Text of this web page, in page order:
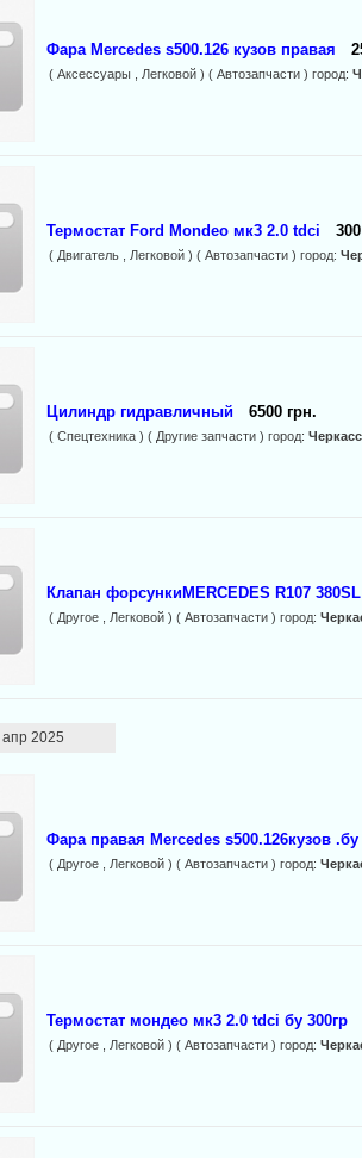
Фара Mercedes s500.126 кузов правая
( Аксессуары , Легковой ) ( Автозапчасти ) город:
Термостат Ford Mondeo мк3 2.0 tdci
( Двигатель , Легковой ) ( Автозапчасти ) город:
Цилиндр гидравличный 6500 грн.
( Спецтехника ) ( Другие запчасти ) город:
Клапан форсункиMERCEDES R107
( Другое , Легковой ) ( Автозапчасти ) город:
апр 2025
Фара правая Mercedes s500.126кузов .бу
( Другое , Легковой ) ( Автозапчасти ) город:
Термостат мондео мк3 2.0 tdci бу 300гр
( Другое , Легковой ) ( Автозапчасти ) город: